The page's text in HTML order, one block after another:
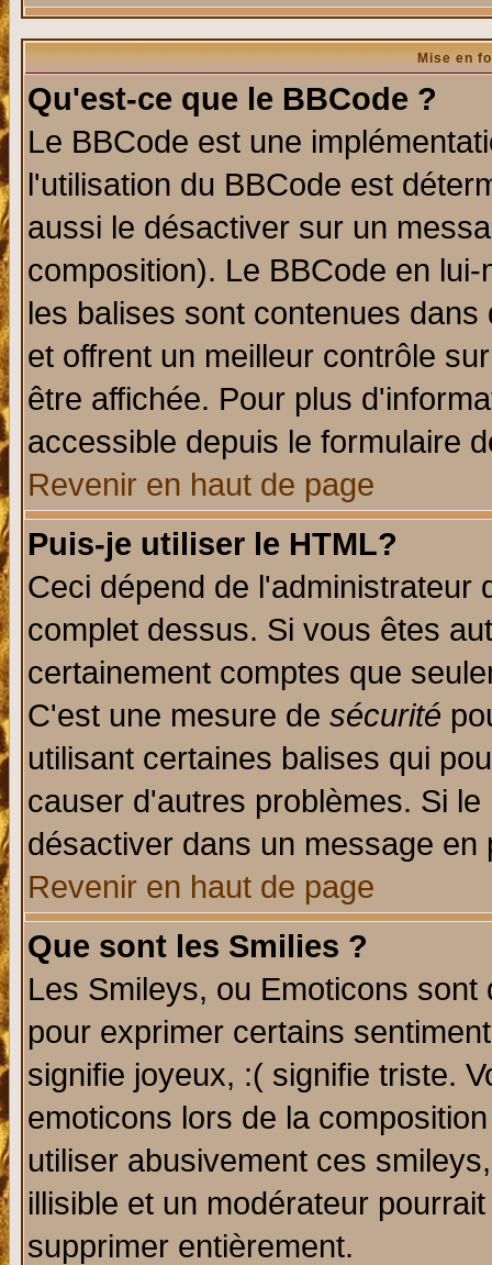
Mise en
Qu'est-ce que le BBCode ?
Le BBCode est une
l'utilisation du BBCode est
aussi le désactiver sur un
composition). Le BBCode en
les balises sont contenues
et offrent un meilleur contrôle
être affichée. Pour plus
accessible depuis le formulaire
Revenir en haut de page
Puis-je utiliser le HTML?
Ceci dépend de l'administrateur
complet dessus. Si vous êtes
certainement comptes que
C'est une mesure de sécurité
utilisant certaines balises qui
causer d'autres problèmes. Si
désactiver dans un message
Revenir en haut de page
Que sont les Smilies ?
Les Smileys, ou Emoticons
pour exprimer certains
signifie joyeux, :( signifie triste.
emoticons lors de la
utiliser abusivement ces
illisible et un modérateur
supprimer entièrement.